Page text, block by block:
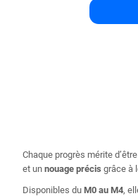
Chaque progrès mérite
et un nouage précis grâce à
Disponibles du M0 au M4,